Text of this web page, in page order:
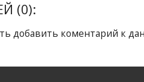
(0):
добавить коментарий к